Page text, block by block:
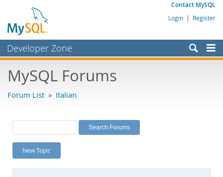
Contact MySQL
Login | Register
Developer Zone
Bugs
Labs
Planet MySQL
News and Events
MySQL Forums
Forum List » Italian
New Topic